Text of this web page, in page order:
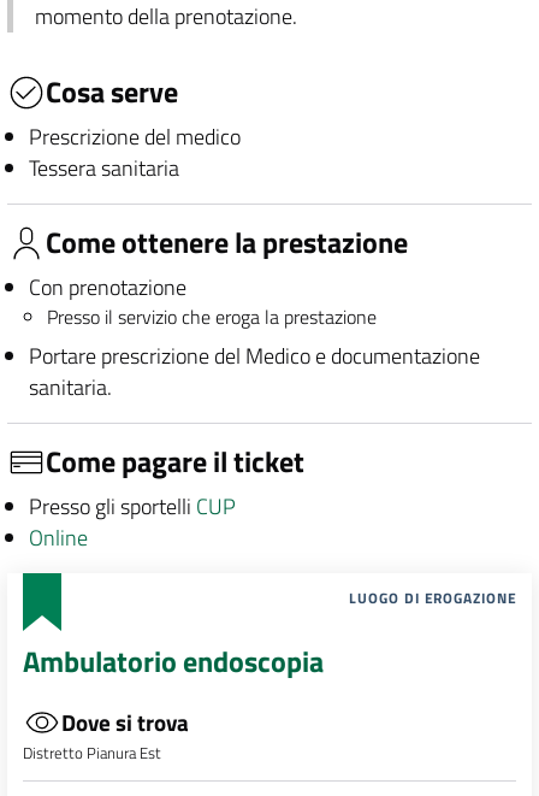
momento della prenotazione.
Cosa serve
Prescrizione del medico
Tessera sanitaria
Come ottenere la prestazione
Con prenotazione
Presso il servizio che eroga la prestazione
Portare prescrizione del Medico e documentazione
sanitaria.
Come pagare il ticket
Presso gli sportelli CUP
Online
LUOGO DI EROGAZIONE
Ambulatorio endoscopia
Dove si trova
Distretto Pianura Est